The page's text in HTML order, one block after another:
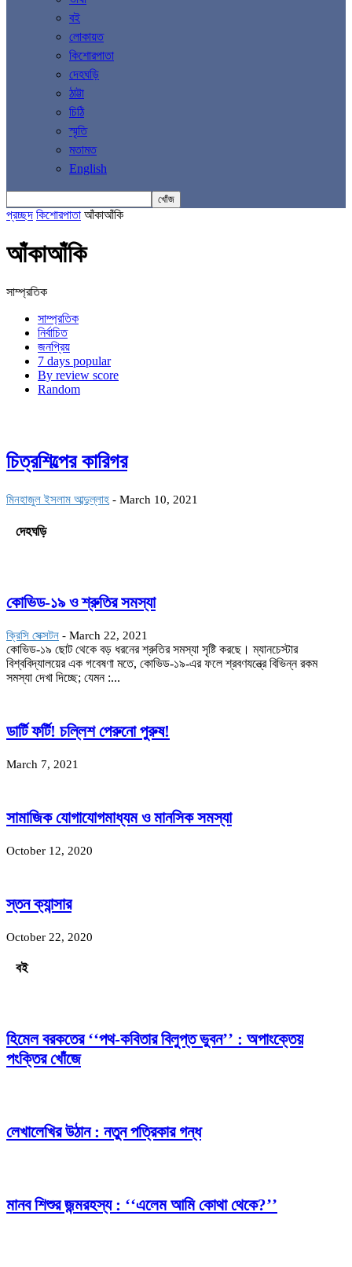
বই
লোকায়ত
কিশোরপাতা
দেহঘড়ি
ঠাট্টা
চিঠি
স্মৃতি
মতামত
English
প্রচ্ছদ কিশোরপাতা আঁকাআঁকি
আঁকাআঁকি
সাম্প্রতিক
সাম্প্রতিক
নির্বাচিত
জনপ্রিয়
7 days popular
By review score
Random
চিত্রশিল্পের কারিগর
মিনহাজুল ইসলাম আব্দুল্লাহ - March 10, 2021
দেহঘড়ি
কোভিড-১৯ ও শ্রুতির সমস্যা
ক্রিসি সেক্সটন - March 22, 2021
কোভিড-১৯ ছোট থেকে বড় ধরনের শ্রুতির সমস্যা সৃষ্টি করছে। ম্যানচেস্টার
বিশ্ববিদ্যালয়ের এক গবেষণা মতে, কোভিড-১৯-এর ফলে শ্রবণযন্ত্রে বিভিন্ন রকম
সমস্যা দেখা দিচ্ছে; যেমন :...
ডার্টি ফর্টি! চল্লিশ পেরুনো পুরুষ!
March 7, 2021
সামাজিক যোগাযোগমাধ্যম ও মানসিক সমস্যা
October 12, 2020
স্তন ক্যান্সার
October 22, 2020
বই
হিমেল বরকতের ‘‘পথ-কবিতার বিলুপ্ত ভুবন’’ : অপাংক্তেয়
পংক্তির খোঁজে
লেখালেখির উঠান : নতুন পত্রিকার গন্ধ
মানব শিশুর জন্মরহস্য : ‘‘এলেম আমি কোথা থেকে?’’